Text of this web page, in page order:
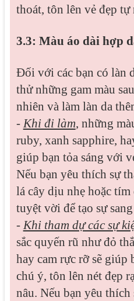
thoát, tôn lên vẻ đẹp tự
3.3: Màu áo dài hợp
Đối với các bạn có làn
thử những gam màu
nhiên và làm làn da
- Khi đi làm, những
ruby, xanh sapphire,
giúp bạn tỏa sáng với
Nếu bạn yêu thích sự
lá cây dịu nhẹ hoặc
tuyệt vời để tạo sự
- Khi tham dự các sự
sắc quyến rũ như đỏ
hay cam rực rỡ sẽ giúp
chú ý, tôn lên nét đẹp
nâu. Nếu bạn yêu